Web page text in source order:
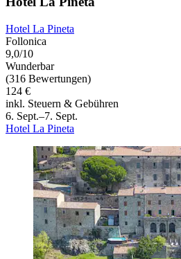
Hotel La Pineta
Follonica
9,0/10
Wunderbar
(316 Bewertungen)
124 €
inkl. Steuern & Gebühren
6. Sept.–7. Sept.
Hotel La Pineta